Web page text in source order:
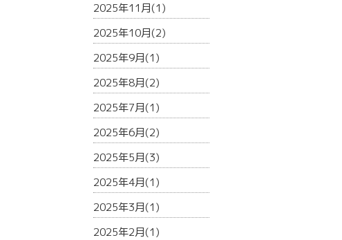
2025年11月(1)
2025年10月(2)
2025年9月(1)
2025年8月(2)
2025年7月(1)
2025年6月(2)
2025年5月(3)
2025年4月(1)
2025年3月(1)
2025年2月(1)